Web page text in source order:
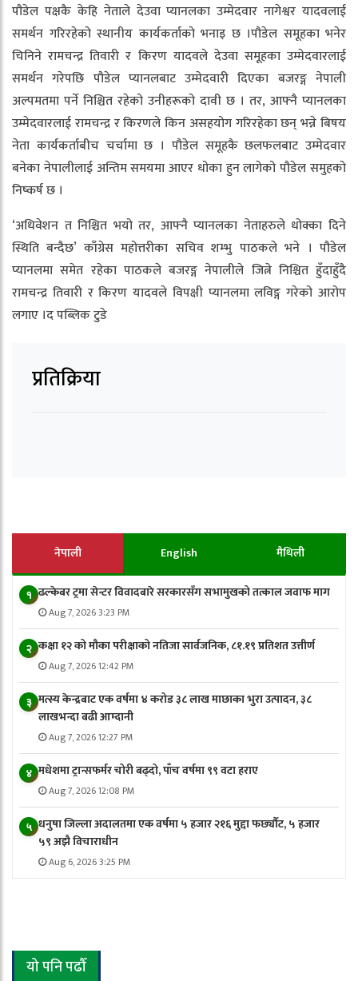
पौडेल पक्षकै केहि नेताले देउवा प्यानलका उम्मेदवार नागेश्वर यादवलाई
समर्थन गरिरहेको स्थानीय कार्यकर्ताको भनाइ छ ।पौडेल समूहका भनेर
चिनिने रामचन्द्र तिवारी र किरण यादवले देउवा समूहका उम्मेदवारलाई
समर्थन गरेपछि पौडेल प्यानलबाट उम्मेदवारी दिएका बजरङ्ग नेपाली
अल्पमतमा पर्ने निश्चित रहेको उनीहरूको दावी छ । तर, आफ्नै प्यानलका
उम्मेदवारलाई रामचन्द्र र किरणले किन असहयोग गरिरहेका छन् भन्ने बिषय
नेता कार्यकर्ताबीच चर्चामा छ । पौडेल समूहकै छलफलबाट उम्मेदवार
बनेका नेपालीलाई अन्तिम समयमा आएर धोका हुन लागेको पौडेल समुहको
निष्कर्ष छ ।
‘अधिवेशन त निश्चित भयो तर, आफ्नै प्यानलका नेताहरुले धोक्का दिने
स्थिति बन्दैछ’ काँग्रेस महोत्तरीका सचिव शम्भु पाठकले भने । पौडेल
प्यानलमा समेत रहेका पाठकले बजरङ्ग नेपालीले जित्ने निश्चित हुँदाहुँदै
रामचन्द्र तिवारी र किरण यादवले विपक्षी प्यानलमा लविङ्ग गरेको आरोप
लगाए ।द पब्लिक टुडे
प्रतिक्रिया
नेपाली English मैथिली
१ ढल्केबर ट्रमा सेन्टर विवादबारे सरकारसँग सभामुखको तत्काल जवाफ माग
Aug 7, 2026 3:23 PM
२ कक्षा १२ को मौका परीक्षाको नतिजा सार्वजनिक, ८१.१९ प्रतिशत उत्तीर्ण
Aug 7, 2026 12:42 PM
३ मत्स्य केन्द्रबाट एक वर्षमा ४ करोड ३८ लाख माछाका भुरा उत्पादन, ३८
लाखभन्दा बढी आम्दानी
Aug 7, 2026 12:27 PM
४ मधेशमा ट्रान्सफर्मर चोरी बढ्दो, पाँच वर्षमा ९९ वटा हराए
Aug 7, 2026 12:08 PM
५ धनुषा जिल्ला अदालतमा एक वर्षमा ५ हजार २१६ मुद्दा फर्छ्यौट, ५ हजार
५९ अझै विचाराधीन
Aug 6, 2026 3:25 PM
यो पनि पढौँ